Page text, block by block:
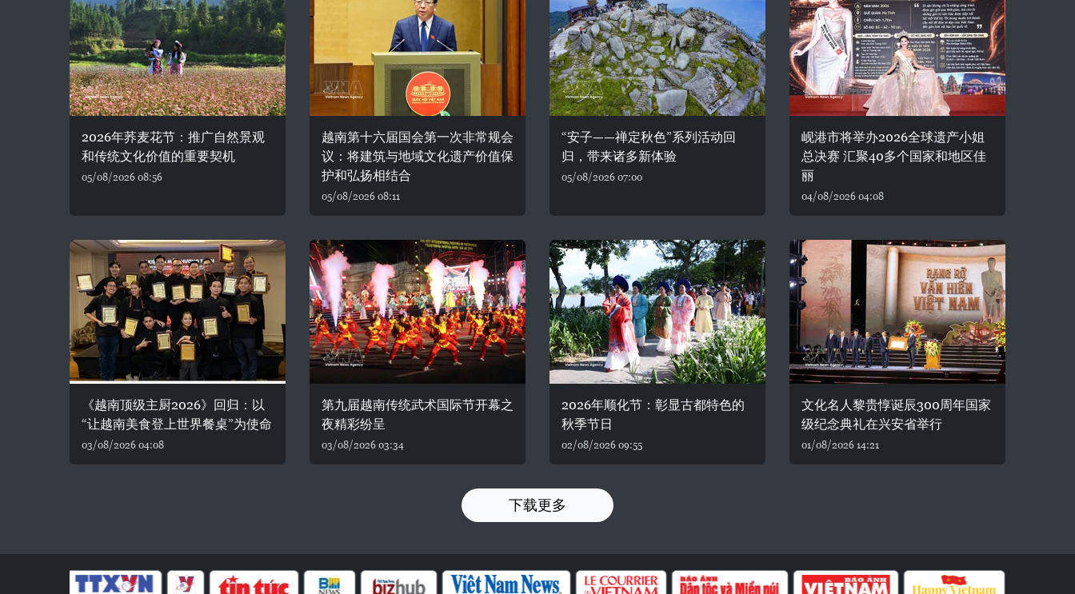
2026年荞麦花节：推广自然景观
和传统文化价值的重要契机
05/08/2026 08:56
越南第十六届国会第一次非常规会
议：将建筑与地域文化遗产价值保
护和弘扬相结合
05/08/2026 08:11
“安子——禅定秋色”系列活动回
归，带来诸多新体验
05/08/2026 07:00
岘港市将举办2026全球遗产小姐
总决赛 汇聚40多个国家和地区佳
丽
04/08/2026 04:08
《越南顶级主厨2026》回归：以
“让越南美食登上世界餐桌”为使命
03/08/2026 04:08
第九届越南传统武术国际节开幕之
夜精彩纷呈
03/08/2026 03:34
2026年顺化节：彰显古都特色的
秋季节日
02/08/2026 09:55
文化名人黎贵惇诞辰300周年国家
级纪念典礼在兴安省举行
01/08/2026 14:21
下载更多